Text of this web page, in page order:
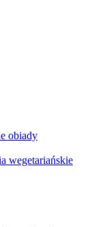
obiady
wegetariańskie